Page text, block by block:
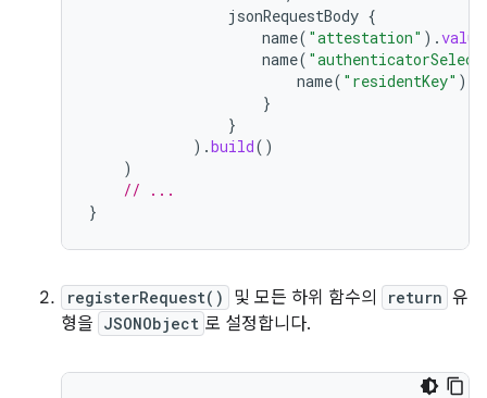
jsonRequestBody {
name( "attestation" ).value
name(
name( "residentKey" ).
}
}
).build()
)
// ...
}
registerRequest() 및 모든 하위 함수의 return 유
형을 JSONObject 로 설정합니다.